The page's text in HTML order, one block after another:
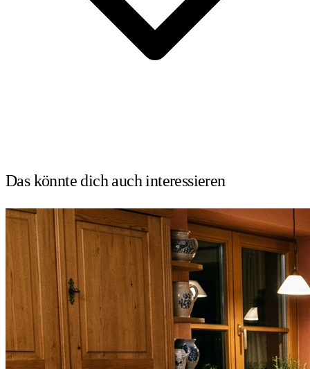
Das könnte dich auchinteressieren